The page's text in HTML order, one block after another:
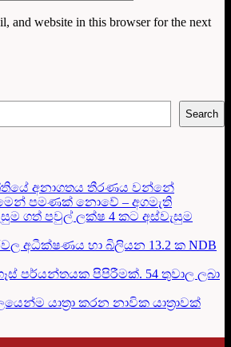
and website in this browser for the next
Search
අනාගතය තීරණය වන්නේ
පමණක් නොවේ – අගමැති
ගත් පවුල් ලක්ෂ 4 කට අස්වැසුම
අධීක්ෂණය හා බිලියන 13.2 ක NDB
පර්යන්තයක පිපිරීමක්. 54 තුවාල ලබා
යාත්‍රා කරන නාවික යාත්‍රාවක්